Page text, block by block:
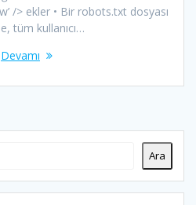
/> ekler • Bir robots.txt dosyası
tüm kullanıcı…
Devamı
Ara